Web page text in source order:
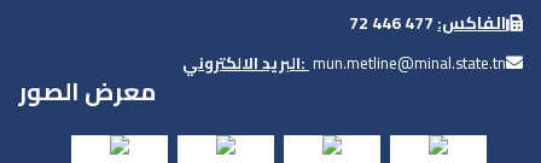
الفاكس:
البريد الالكتروني:mun.metline@minal.state.tn
معرض الصور